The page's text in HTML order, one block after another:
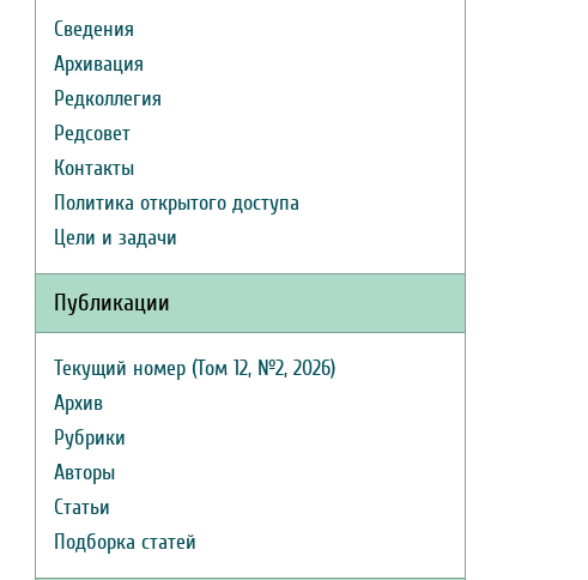
Сведения
Архивация
Редколлегия
Редсовет
Контакты
Политика открытого доступа
Цели и задачи
Публикации
Текущий номер (Том 12, №2, 2026)
Архив
Рубрики
Авторы
Статьи
Подборка статей